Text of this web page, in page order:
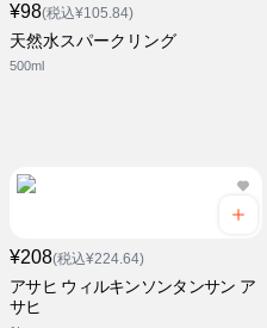
¥98(税込¥105.84)
天然水スパークリング
500ml
¥208(税込¥224.64)
アサヒ ウィルキンソンタンサン ア
サヒ